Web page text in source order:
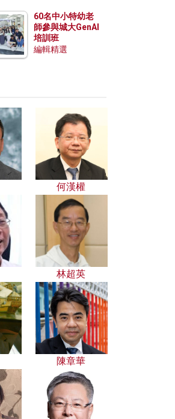
60名中小特幼老
師參與城大GenAI
培訓班
編輯精選
何漢權
林超英
陳章華